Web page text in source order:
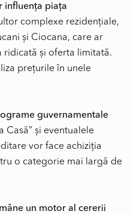
influența piața
complexe rezidențiale,
și Ciocana, care ar
ridicată și oferta limitată.
prețurile în unele
guvernamentale
Casă” și eventualele
vor face achiziția
o categorie mai largă de
un motor al cererii